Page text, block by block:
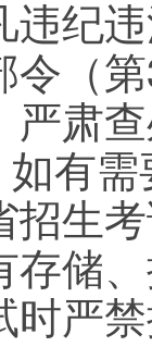
违纪
令（
严肃
如有
招生
存储
时严